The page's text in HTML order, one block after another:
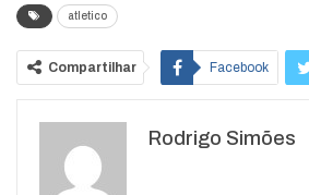
atletico
Compartilhar Facebook
WhatsApp
Rodrigo Simões